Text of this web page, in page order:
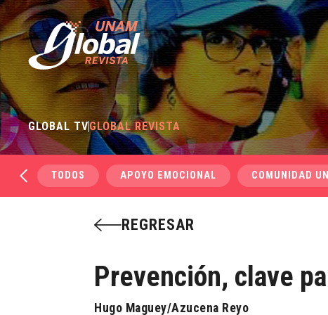
GLOBAL TVGLOBAL REVISTA
TODOS APOYO EMOCIONAL COMUNIDAD
REGRESAR
Prevención, clave
Hugo Maguey/Azucena Reyo